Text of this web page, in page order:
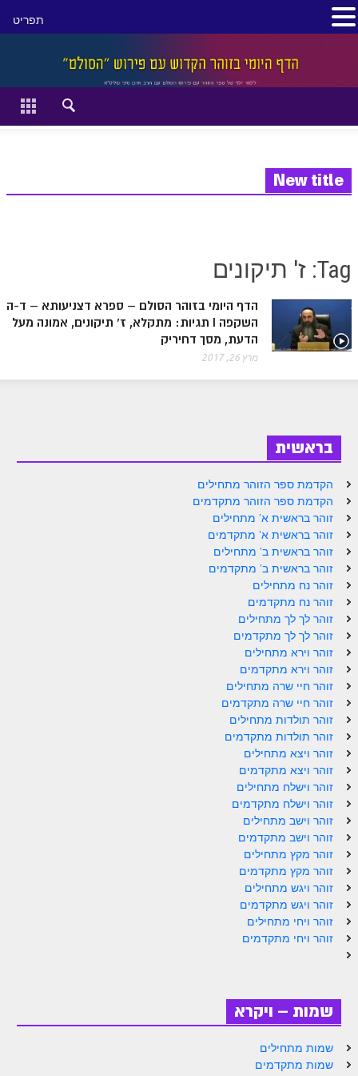
סגור
זוהר מתקדמים
הקדמת ספר הזוהר מתקדמים
ספר הזוהר בראשית
ספר הזוהר בראשית א' מתחילים
ספר הזוהר בראשית א' מתקדמים
ספר הזוהר נח מתחילים
ספר הזוהר נח מתקדמים
ספר הזוהר לך לך מתחילים
ספר הזוהר לך לך מתקדמים
ספר הזוהר וירא מתחילים
ספר הזוהר וירא מתקדמים
ספר הזוהר חיי שרה מתחילים
ספר הזוהר תולדות מתחילים
ספר הזוהר תולדות מתקדמים
ספר הזוהר ויצא מתחילים
ספר הזוהר ויצא מתקדמים
ספר הזוהר וישלח מתחילים
הזוהר הקדוש וישלח מתקדמים
הזוהר הקדוש וישב מתחילים
הזוהר הקדוש מקץ מתחילים
הזוהר הקדוש מקץ מתקדמים
הזוהר הקדוש ויגש מתקדמים
הזוהר הקדוש ויחי מתחילים
New title
Tag: ז' תיקונים
הדף היומי בזוהר הסולם – ספרא דצניעותא – ד-ה
השקפה I תגיות: מתקלא, ז' תיקונים, אמונה מעל
הדעת, מסך דחיריק
מרץ 26, 2017
בראשית
הקדמת ספר הזוהר מתחילים
הקדמת ספר הזוהר מתקדמים
זוהר בראשית א' מתחילים
זוהר בראשית א' מתקדמים
זוהר בראשית ב' מתחילים
זוהר בראשית ב' מתקדמים
זוהר נח מתחילים
זוהר נח מתקדמים
זוהר לך לך מתחילים
זוהר לך לך מתקדמים
זוהר וירא מתחילים
זוהר וירא מתקדמים
זוהר חיי שרה מתחילים
זוהר חיי שרה מתקדמים
זוהר תולדות מתחילים
זוהר תולדות מתקדמים
זוהר ויצא מתחילים
זוהר ויצא מתקדמים
זוהר וישלח מתחילים
זוהר וישלח מתקדמים
זוהר וישב מתחילים
זוהר וישב מתקדמים
זוהר מקץ מתחילים
זוהר מקץ מתקדמים
זוהר ויגש מתחילים
זוהר ויגש מתקדמים
זוהר ויחי מתחילים
זוהר ויחי מתקדמים
שמות – ויקרא
שמות מתחילים
שמות מתקדמים
תפריט